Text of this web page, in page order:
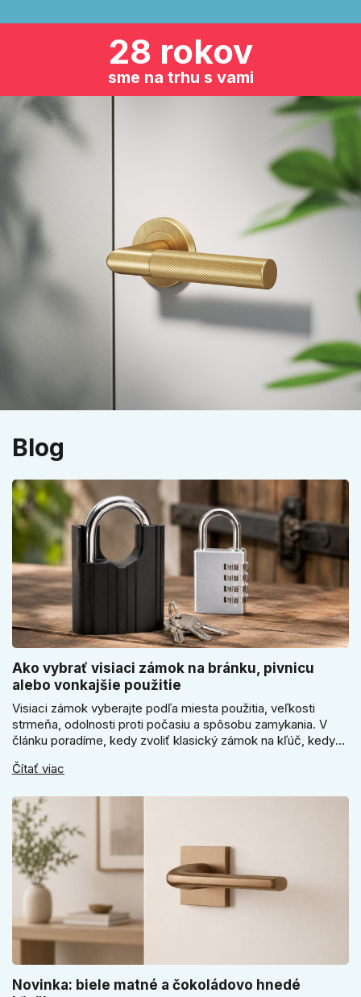
28 rokov
sme na trhu s vami
Blog
Ako vybrať visiaci zámok na bránku, pivnicu
alebo vonkajšie použitie
Visiaci zámok vyberajte podľa miesta použitia, veľkosti
strmeňa, odolnosti proti počasiu a spôsobu zamykania. V
článku poradíme, kedy zvoliť klasický zámok na kľúč, kedy
sa pri bránke, pivnici alebo záhradnom domčeku neoplatí
Čítať viac
Novinka: biele matné a čokoládovo hnedé